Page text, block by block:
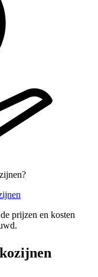
prijzen en kosten